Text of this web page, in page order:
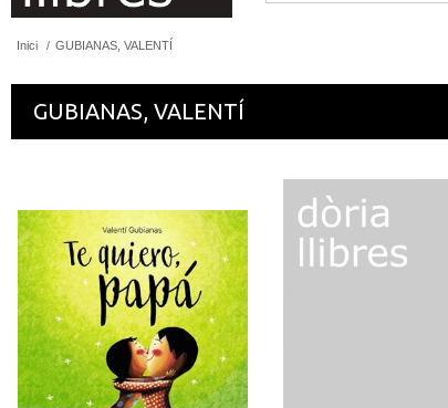
Inici / GUBIANAS, VALENTÍ
GUBIANAS, VALENTÍ